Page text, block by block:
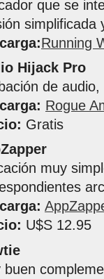
que se
simplificada
Running
Hijack Pro
de
Rogue
Gratis
muy
U$S 12.95
buen